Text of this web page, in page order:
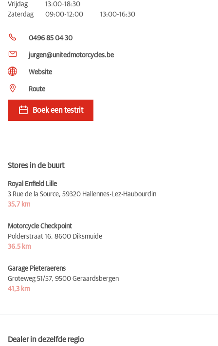
Vrijdag
13:00-18:30
Zaterdag
09:00-12:00 13:00-16:30
0496 85 04 30
jurgen@unitedmotorcycles.be
Website
Route
Boek een testrit
Stores in de buurt
Royal Enfield Lille
3 Rue de la Source, 59320 Hallennes-Lez-Haubourdin
35,7 km
Motorcycle Checkpoint
Polderstraat 16, 8600 Diksmuide
36,5 km
Garage Pieteraerens
Groteweg 51/57, 9500 Geraardsbergen
41,3 km
Dealer in dezelfde regio